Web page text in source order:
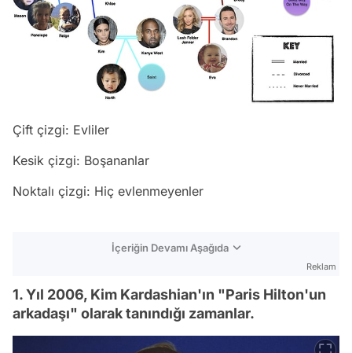
Çift çizgi: Evliler
Kesik çizgi: Boşananlar
Noktalı çizgi: Hiç evlenmeyenler
İçeriğin Devamı Aşağıda
Reklam
1. Yıl 2006, Kim Kardashian'ın "Paris Hilton'un
arkadaşı" olarak tanındığı zamanlar.